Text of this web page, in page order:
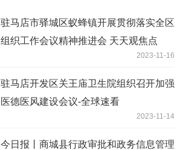
驻马店市驿城区蚁蜂镇开展贯彻落实全区
组织工作会议精神推进会 天天观焦点
2023-11-16
驻马店开发区关王庙卫生院组织召开加强
医德医风建设会议-全球速看
2023-11-14
今日报丨​商城县行政审批和政务信息管理